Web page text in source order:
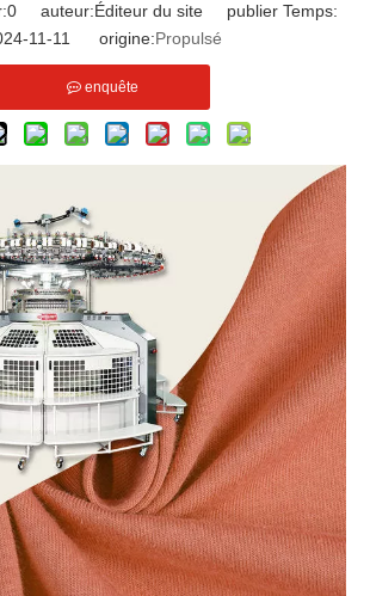
0 auteur:Éditeur du site publier Temps:
11-11 origine:Propulsé
enquête